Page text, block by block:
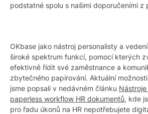
podstatné spolu s našimi doporučeními z
OKbase jako nástroj personalisty a
široké spektrum funkcí, pomocí kterých
efektivně řídit své zaměstnance a
zbytečného papírování. Aktuální
jsme popsali v nedávném článku
paperless workflow HR dokumentů, kde
pro řadu úkonů na HR nepotřebujete